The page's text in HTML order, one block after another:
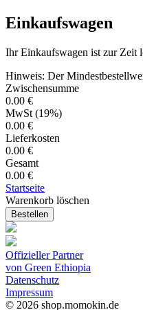
Einkaufswagen
Ihr Einkaufswagen ist zur Zeit
Hinweis: Der
Zwischensumme
0.00 €
MwSt (19%)
0.00 €
Lieferkosten
0.00 €
Gesamt
0.00 €
Startseite
Warenkorb löschen
Bestellen
Offizieller Partner
von Green Ethiopia
Datenschutz
Impressum
© 2026 shop.momokin.de